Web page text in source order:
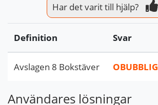
Har det varit till hjälp?
Definition Svar
Avslagen 8 Bokstäver OBUBBLIG
Användares lösningar